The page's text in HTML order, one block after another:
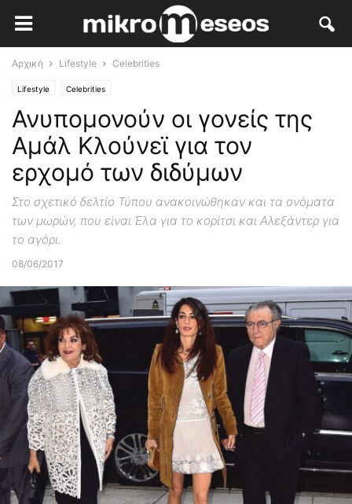
Αρχική Lifestyle Celebrities
Lifestyle Celebrities
Ανυπομονούν οι γονείς της
Αμάλ Κλούνεϊ για τον
ερχομό των διδύμων
Στο σχετικό δελτίο Τύπου ανακοινώθηκαν και τα ονόματα
των μωρών, που είναι Έλα για το κορίτσι και Αλεξάντερ για
το αγόρι.
08/06/2017